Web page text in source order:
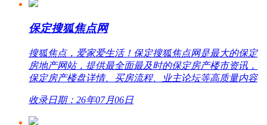
保定搜狐焦点网
搜狐焦点，爱家爱生活！保定搜狐焦点网是最大的保定
房地产网站，提供最全面最及时的保定房产楼市资讯，
保定房产楼盘详情、买房流程、业主论坛等高质量内容
收录日期：26年07月06日